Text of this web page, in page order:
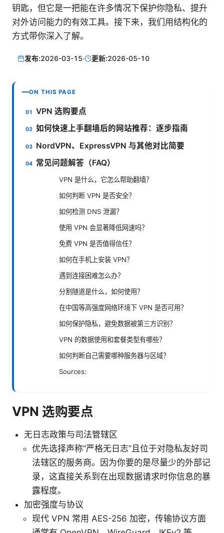
钥匙，但它是一把能在许多情况下保护你隐私、提升
对外访问能力的有效工具。接下来，我们用结构化的
方式带你深入了解。
发布:2026-03-15· 更新:2026-05-10
ON THIS PAGE
VPN 选购要点
如何快速上手翻墙后的网站推荐：逐步指南
NordVPN、ExpressVPN 与其他对比简要
常见问题解答（FAQ）
VPN 是什么，它怎么帮助翻墙？
如何判断 VPN 是否安全？
如何检测 DNS 泄漏？
使用 VPN 会显著降低网速吗？
免费 VPN 是否值得信任？
如何在手机上安装 VPN？
遇到连接困难怎么办？
分割隧道是什么，如何使用？
在中国等高强度网络环境下 VPN 是否可用？
如何保护隐私，避免数据被第三方识别？
VPN 的数据使用和套餐类型有哪些？
如何判断自己需要哪种服务器与区域？
Sources:
VPN 选购要点
无日志政策与司法管辖区
优先选择声称“严格无日志”且位于对隐私友好司
法辖区的服务商。因为你要的是尽量少的外部记
录，这直接关系到在出现数据请求时你信息的暴
露程度。
加密强度与协议
现代 VPN 常用 AES-256 加密，传输协议方面